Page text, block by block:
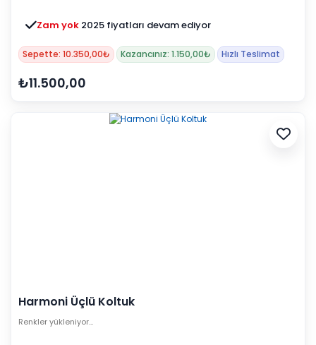
Zam yok 2025 fiyatları devam ediyor
Sepette: 10.350,00₺ Kazancınız: 1.150,00₺ Hızlı Teslimat
₺11.500,00
Harmoni Üçlü Koltuk
Renkler yükleniyor…